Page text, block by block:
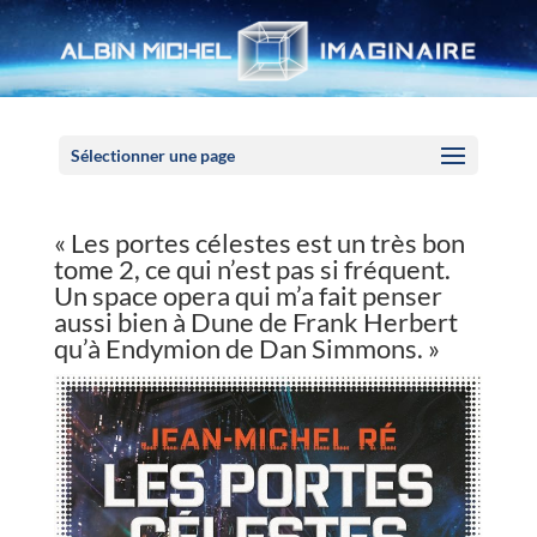
Sélectionner une page
« Les portes célestes est un très bon
tome 2, ce qui n’est pas si fréquent.
Un space opera qui m’a fait penser
aussi bien à Dune de Frank Herbert
qu’à Endymion de Dan Simmons. »
Panneau de gestion des cookies